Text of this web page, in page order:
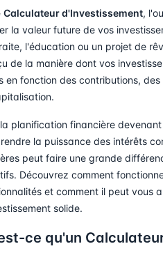
Calculateur d'Investissement,
la valeur future de vos
l'éducation ou un projet de
de la manière dont vos
en fonction des contributions,
planification financière
la puissance des intérêts
peut faire une grande
Découvrez comment
et comment il peut vous
solide.
ce qu'un